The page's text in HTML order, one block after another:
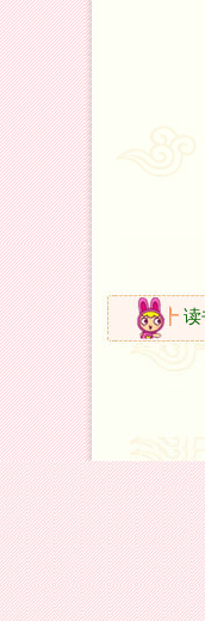
国学园地 读书